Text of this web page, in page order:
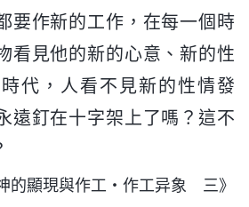
要作新的工作，在每一個時
看見他的新的心意、新的性
代，人看不見新的性情發
遠釘在十字架上了嗎？這不
顯現與作工・作工异象 三》